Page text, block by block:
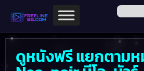
ดูหนังฟรี แยกตาม